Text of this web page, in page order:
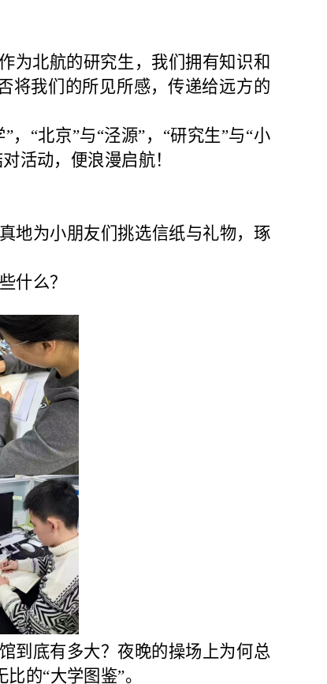
为北航的研究生，我们拥有知识和
将我们的所见所感，传递给远方的
“北京”与“泾源”，“研究生”与“小
活动，便浪漫启航！
地为小朋友们挑选信纸与礼物，琢
什么？
到底有多大？夜晚的操场上为何总
的“大学图鉴”。